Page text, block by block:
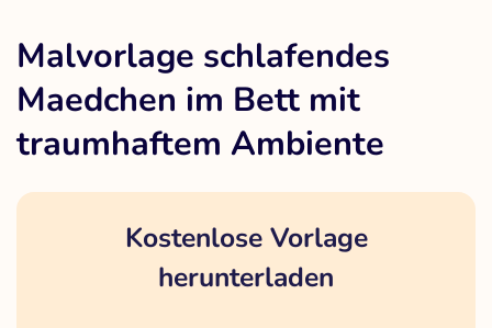
Malvorlage schlafendes
Maedchen im Bett mit
traumhaftem Ambiente
Kostenlose Vorlage
herunterladen